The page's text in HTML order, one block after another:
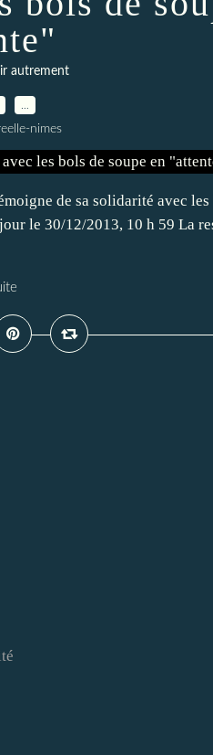
autrement
nimes
de sa solidarité avec les
le 30/12/2013, 10 h 59 La